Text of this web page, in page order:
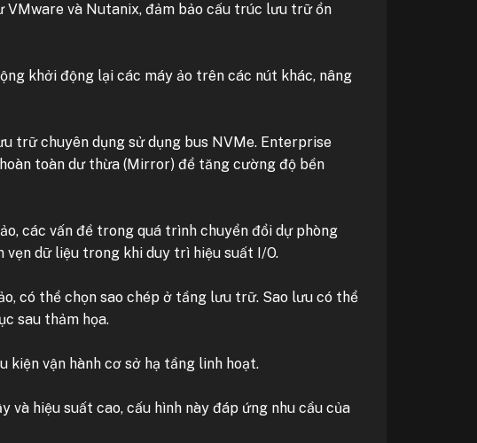
và Nutanix, đảm bảo cấu trúc lưu trữ ổn
khởi động lại các máy ảo trên các nút khác, nâng
trữ chuyên dụng sử dụng bus NVMe. Enterprise
toàn dư thừa (Mirror) để tăng cường độ bền
các vấn đề trong quá trình chuyển đổi dự phòng
dữ liệu trong khi duy trì hiệu suất I/O.
có thể chọn sao chép ở tầng lưu trữ. Sao lưu có thể
sau thảm họa.
kiện vận hành cơ sở hạ tầng linh hoạt.
hiệu suất cao, cấu hình này đáp ứng nhu cầu của